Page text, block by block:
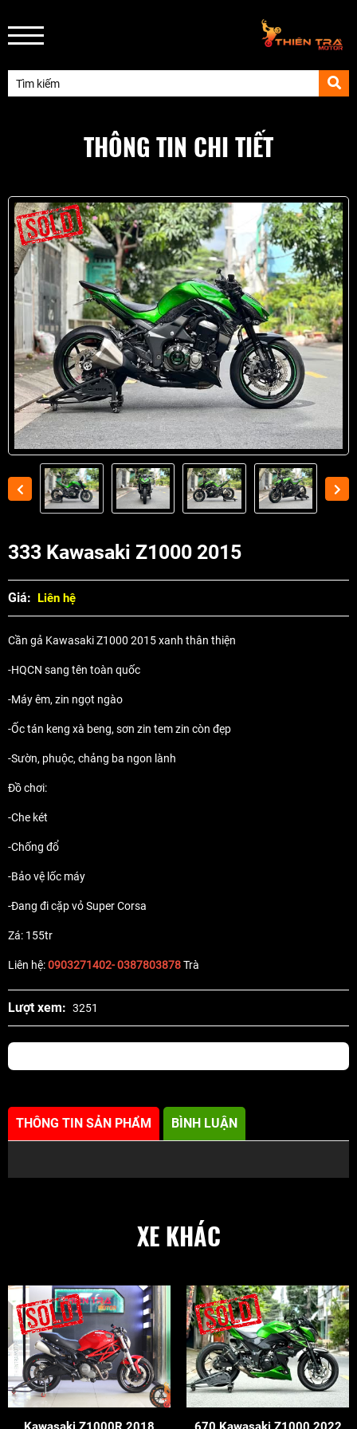
THÔNG TIN CHI TIẾT
333 Kawasaki Z1000 2015
Giá: Liên hệ
Cần gả Kawasaki Z1000 2015 xanh thân thiện
-HQCN sang tên toàn quốc
-Máy êm, zin ngọt ngào
-Ốc tán keng xà beng, sơn zin tem zin còn đẹp
-Sườn, phuộc, chảng ba ngon lành
Đồ chơi:
-Che két
-Chống đổ
-Bảo vệ lốc máy
-Đang đi cặp vỏ Super Corsa
Zá: 155tr
Liên hệ:0903271402- 0387803878Trà
Lượt xem: 3251
THÔNG TIN SẢN PHẨM BÌNH LUẬN
XE KHÁC